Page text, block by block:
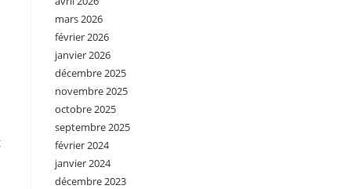
mars 2026
février 2026
janvier 2026
décembre 2025
novembre 2025
octobre 2025
septembre 2025
février 2024
janvier 2024
décembre 2023